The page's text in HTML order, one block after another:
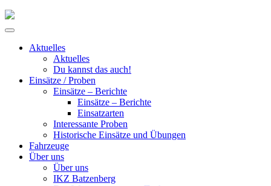
Skip
Primary
Aktuelles
Aktuelles
Du kannst das auch!
Einsätze / Proben
Einsätze – Berichte
Einsätze – Berichte
Einsatzarten
Interessante Proben
Historische Einsätze und Übungen
Fahrzeuge
Über uns
Über uns
IKZ Batzenberg